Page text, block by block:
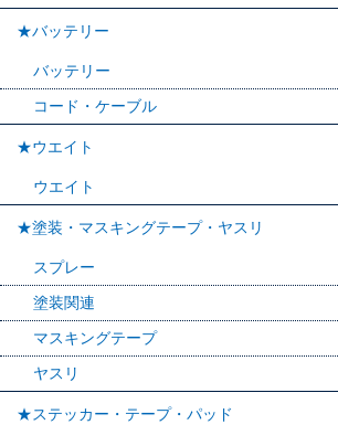
★バッテリー
バッテリー
コード・ケーブル
★ウエイト
ウエイト
★塗装・マスキングテープ・ヤスリ
スプレー
塗装関連
マスキングテープ
ヤスリ
★ステッカー・テープ・パッド